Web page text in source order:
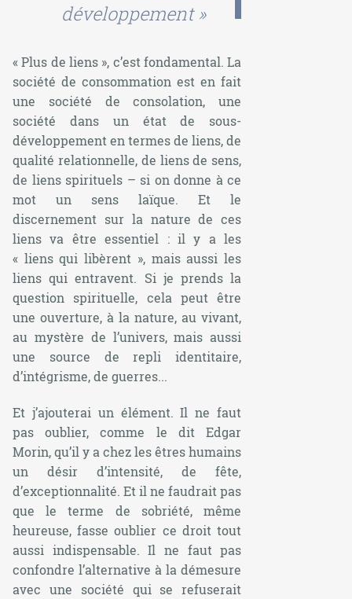
développement »
« Plus de liens », c’est fondamental. La
société de consommation est en fait
une société de consolation, une
société dans un état de sous-
développement en termes de liens, de
qualité relationnelle, de liens de sens,
de liens spirituels – si on donne à ce
mot un sens laïque. Et le
discernement sur la nature de ces
liens va être essentiel : il y a les
« liens qui libèrent », mais aussi les
liens qui entravent. Si je prends la
question spirituelle, cela peut être
une ouverture, à la nature, au vivant,
au mystère de l’univers, mais aussi
une source de repli identitaire,
d’intégrisme, de guerres...
Et j’ajouterai un élément. Il ne faut
pas oublier, comme le dit Edgar
Morin, qu’il y a chez les êtres humains
un désir d’intensité, de fête,
d’exceptionnalité. Et il ne faudrait pas
que le terme de sobriété, même
heureuse, fasse oublier ce droit tout
aussi indispensable. Il ne faut pas
confondre l’alternative à la démesure
avec une société qui se refuserait